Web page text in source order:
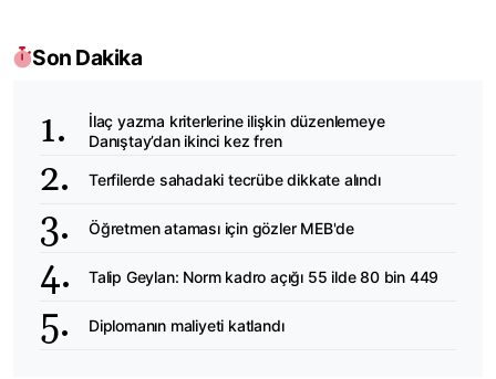
Son Dakika
İlaç yazma kriterlerine ilişkin düzenlemeye
Danıştay’dan ikinci kez fren
Terfilerde sahadaki tecrübe dikkate alındı
Öğretmen ataması için gözler MEB'de
Talip Geylan: Norm kadro açığı 55 ilde 80 bin 449
Diplomanın maliyeti katlandı